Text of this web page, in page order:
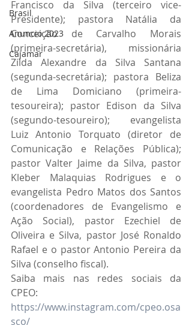
Brasil
Anuncio 2023
Cajamar
Francisco da Silva (terceiro vice-
Presidente); pastora Natália da
Conceição de Carvalho Morais
(primeira-secretária), missionária
Zilda Alexandre da Silva Santana
(segunda-secretária); pastora Beliza
de Lima Domiciano (primeira-
tesoureira); pastor Edison da Silva
(segundo-tesoureiro); evangelista
Luiz Antonio Torquato (diretor de
Comunicação e Relações Pública);
pastor Valter Jaime da Silva, pastor
Kleber Malaquias Rodrigues e o
evangelista Pedro Matos dos Santos
(coordenadores de Evangelismo e
Ação Social), pastor Ezechiel de
Oliveira e Silva, pastor José Ronaldo
Rafael e o pastor Antonio Pereira da
Silva (conselho fiscal).
Saiba mais nas redes sociais da
https://www.instagram.com/cpeo.osa
sco/